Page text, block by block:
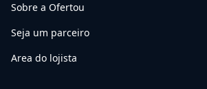
Sobre a Ofertou
Seja um parceiro
Area do lojista